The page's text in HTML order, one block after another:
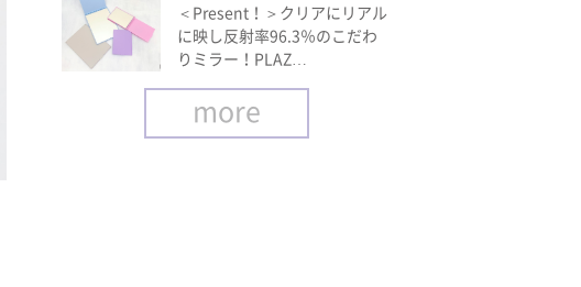
＜Present！＞クリアにリアル
に映し反射率96.3％のこだわ
りミラー！PLAZ…
more